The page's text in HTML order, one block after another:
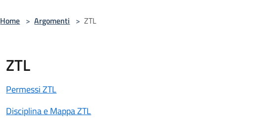
Home > Argomenti > ZTL
ZTL
Permessi ZTL
Disciplina e Mappa ZTL